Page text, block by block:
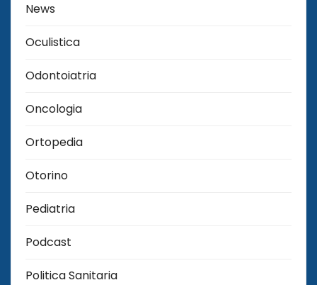
News
Oculistica
Odontoiatria
Oncologia
Ortopedia
Otorino
Pediatria
Podcast
Politica Sanitaria